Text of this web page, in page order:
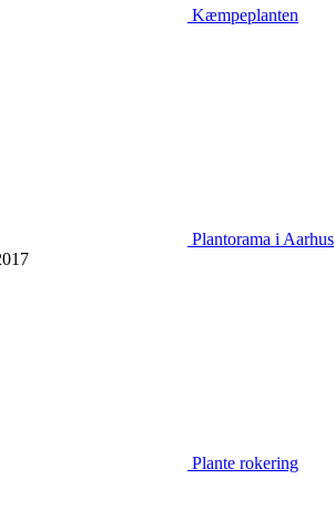
Kæmpeplanten
Plantorama i Aarhus
Plante rokering